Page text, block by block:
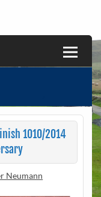
1010/2014
Neumann